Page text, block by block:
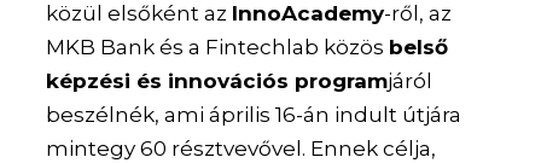
közül elsőként az InnoAcademy-ről, az
MKB Bank és a Fintechlab közös belső
képzési és innovációs programjáról
beszélnék, ami április 16-án indult útjára
mintegy 60 résztvevővel. Ennek célja,